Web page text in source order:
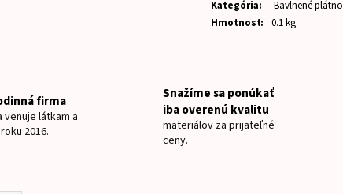
Kategória:
Bavlnené plátno
Hmotnosť: 0.1 kg
firma
venuje látkam a
2016.
Snažíme sa ponúkať
iba overenú kvalitu
materiálov za prijateľné
ceny.